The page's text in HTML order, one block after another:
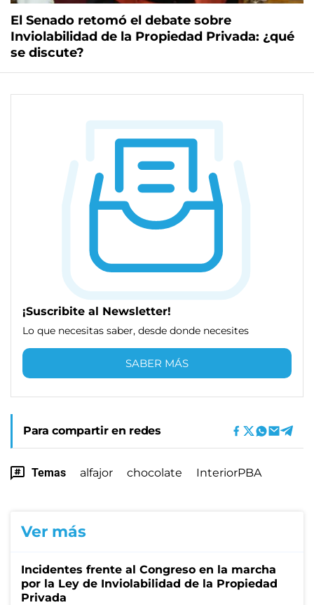
El Senado retomó el debate sobre
Inviolabilidad de la Propiedad Privada: ¿qué
se discute?
¡Suscribite al Newsletter!
Lo que necesitas saber, desde donde necesites
SABER MÁS
Para compartir en redes
Temas alfajor chocolate InteriorPBA
Ver más
Incidentes frente al Congreso en la marcha
por la Ley de Inviolabilidad de la Propiedad
Privada